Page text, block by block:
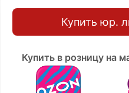
Купить юр.
Купить в розницу на